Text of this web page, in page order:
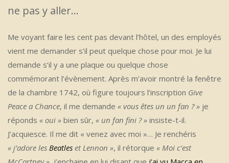
ne pas y aller…
Me voyant faire les cent pas devant l’hôtel, un des employés
vient me demander s’il peut quelque chose pour moi. Je lui
demande s’il y a une plaque ou quelque chose
commémorant l’évènement. Après m’avoir montré la fenêtre
de la chambre 1742, où figure toujours l’inscription Give
Peace a Chance, il me demande « vous êtes un un fan ? » je
réponds « oui » bien sûr, « un fan fini ? » insiste-t-il.
J’acquiesce. Il me dit « venez avec moi »… Je renchéris
« j’adore les Beatles et Lennon », il rétorque « Moi c’est